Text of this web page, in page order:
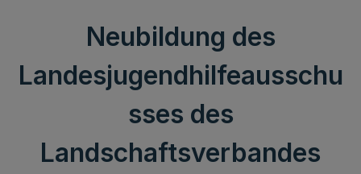
Neubildung des
Landesjugendhilfeausschu
sses des
Landschaftsverbandes